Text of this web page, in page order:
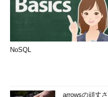
NoSQL
arrowsの頑丈